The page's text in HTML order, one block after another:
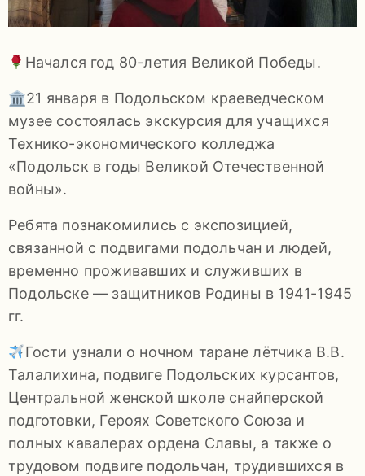
(4967)
55-
92-
34
pdls_mukpmuzey@mosreg.ru
Заявление
Начался год 80-летия Великой Победы.
🏛21 января в Подольском краеведческом
музее состоялась экскурсия для учащихся
Технико-экономического колледжа
«Подольск в годы Великой Отечественной
войны».
Ребята познакомились с экспозицией,
связанной с подвигами подольчан и людей,
временно проживавших и служивших в
Подольске — защитников Родины в 1941-1945
гг.
Гости узнали о ночном таране лётчика В.В.
Талалихина, подвиге Подольских курсантов,
Центральной женской школе снайперской
подготовки, Героях Советского Союза и
полных кавалерах ордена Славы, а также о
трудовом подвиге подольчан, трудившихся в